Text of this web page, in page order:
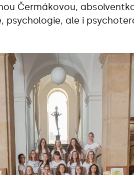
Čermákovou,
psychologie, ale i